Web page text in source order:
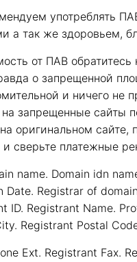
употреблять
а так же здоровьем,
от ПАВ
о запрещенной
и ничего не
запрещенные сайты
оригинальном
сверьте платежные
name. Domain idn
Registrar of
ID. Registrant Name.
Registrant Postal
Ext. Registrant Fax.